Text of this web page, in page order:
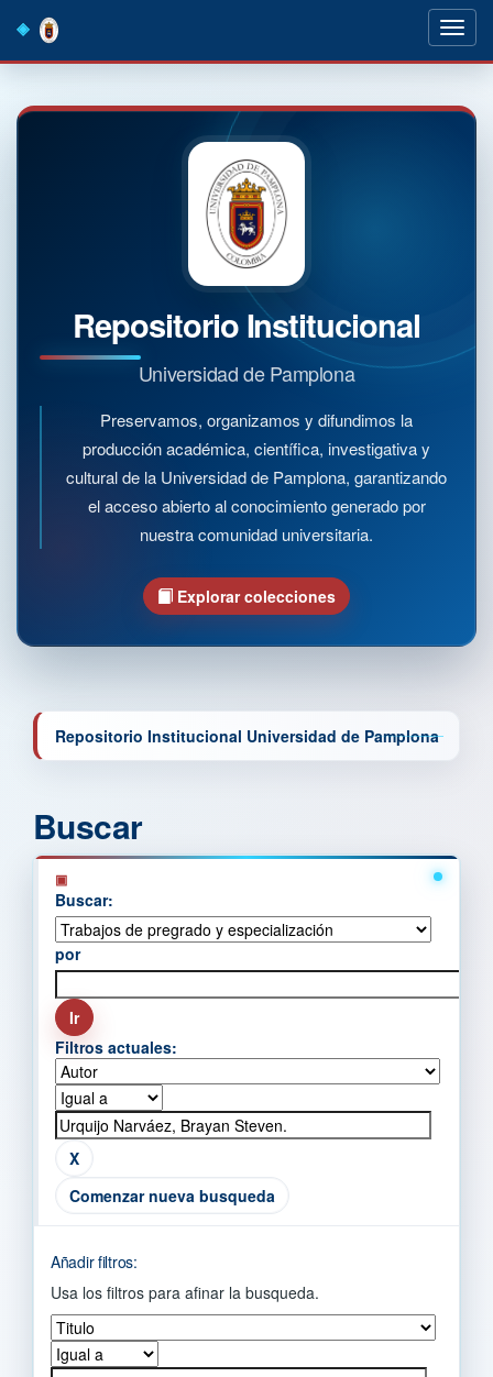
navigation
Repositorio Institucional
Universidad de Pamplona
Preservamos, organizamos y difundimos la
producción académica, científica, investigativa y
cultural de la Universidad de Pamplona, garantizando
el acceso abierto al conocimiento generado por
nuestra comunidad universitaria.
Explorar colecciones
Repositorio Institucional Universidad de Pamplona
Buscar
Buscar:
por
Filtros actuales:
Comenzar nueva busqueda
Añadir filtros:
Usa los filtros para afinar la busqueda.